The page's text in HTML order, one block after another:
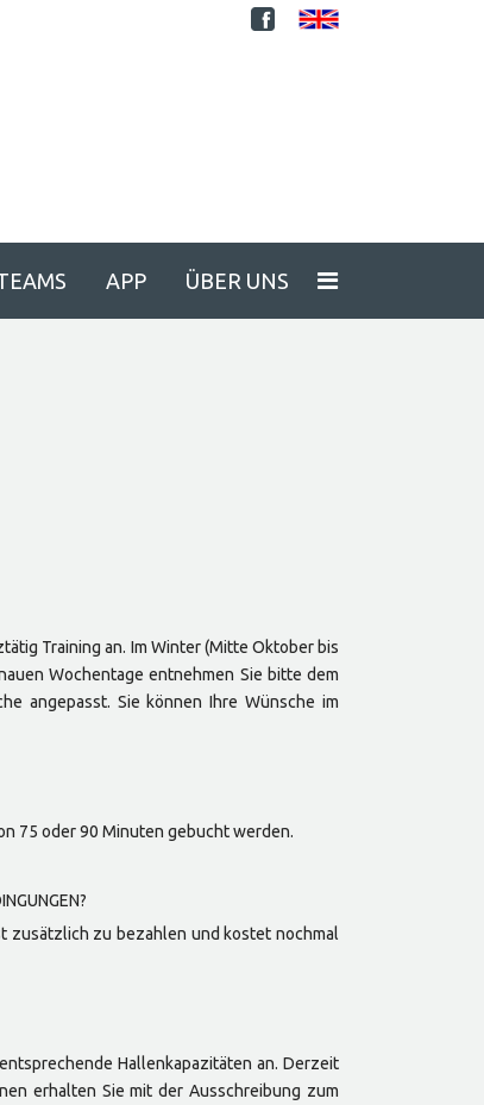
APP ÜBER UNS
Training an. Im Winter (Mitte Oktober bis
Wochentage entnehmen Sie bitte dem
angepasst. Sie können Ihre Wünsche im
75 oder 90 Minuten gebucht werden.
zusätzlich zu bezahlen und kostet nochmal
Hallenkapazitäten an. Derzeit
erhalten Sie mit der Ausschreibung zum